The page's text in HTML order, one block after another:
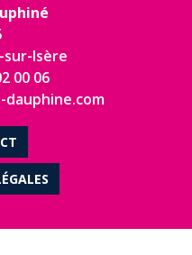
sur-Isère
00 06
dauphine.com